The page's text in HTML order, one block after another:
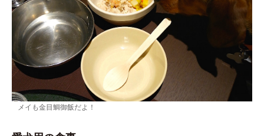
メイも金目鯛御飯だよ！